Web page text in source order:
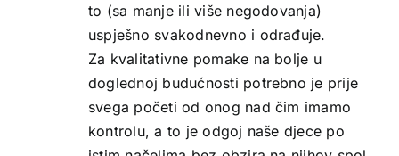
to (sa manje ili više negodovanja)
uspješno svakodnevno i odrađuje.
Za kvalitativne pomake na bolje u
doglednoj budućnosti potrebno je prije
svega početi od onog nad čim imamo
kontrolu, a to je odgoj naše djece po